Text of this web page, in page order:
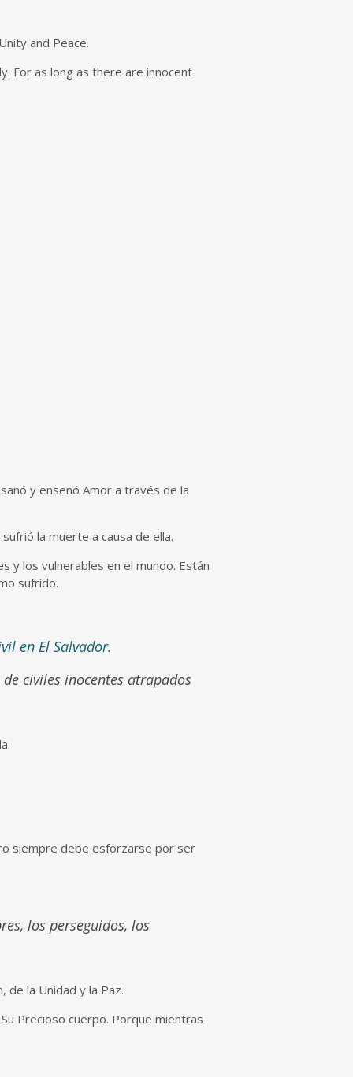
and Peace.
For as long as there are innocent
y enseñó Amor a través de la
la muerte a causa de ella.
y los vulnerables en el mundo. Están
sufrido.
en El Salvador.
civiles inocentes atrapados
siempre debe esforzarse por ser
los perseguidos, los
la Unidad y la Paz.
Precioso cuerpo. Porque mientras